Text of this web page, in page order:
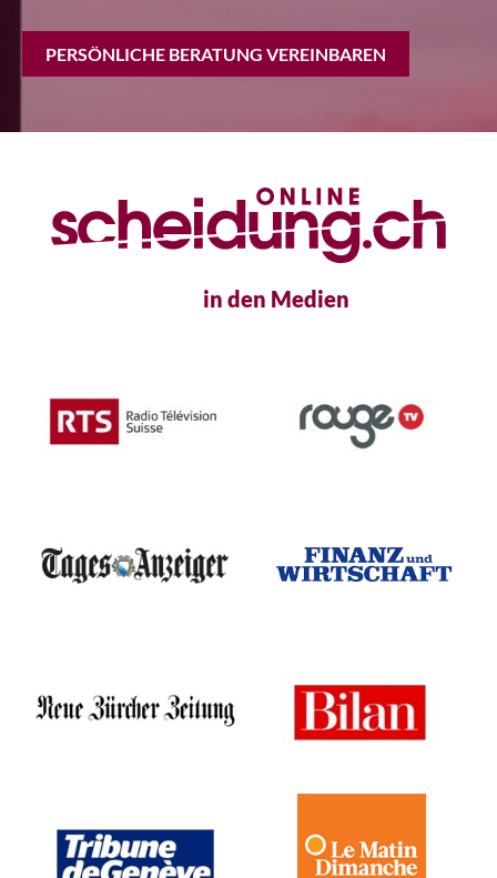
PERSÖNLICHE BERATUNG VEREINBAREN
in den Medien